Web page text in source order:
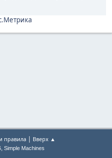
правила | Вверх ▲
, Simple Machines